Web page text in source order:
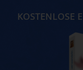
KOSTENLOSE